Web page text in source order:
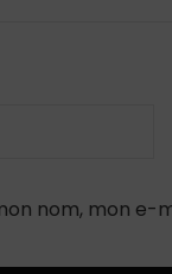
nom, mon e-